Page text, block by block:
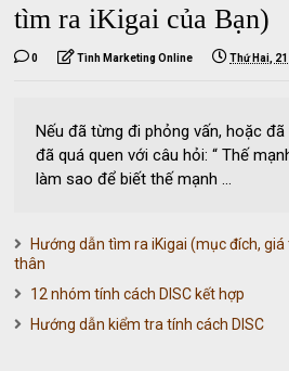
tìm ra iKigai của Bạn)
0 Tình Marketing Online Thứ Hai,
Nếu đã từng đi phỏng vấn, hoặc
đã quá quen với câu hỏi: “ Thế
làm sao để biết thế mạnh ...
Hướng dẫn tìm ra iKigai (mục đích,
thân
12 nhóm tính cách DISC kết hợp
Hướng dẫn kiểm tra tính cách DISC